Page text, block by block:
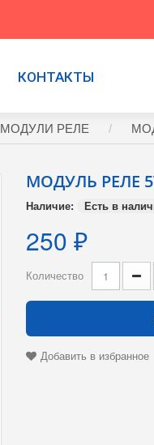
КОНТАКТЫ
МОДУЛИ РЕЛЕ
МОДУЛЬ РЕЛЕ
Наличие: Есть в
250 ₽
Количество
Добавить в избранное